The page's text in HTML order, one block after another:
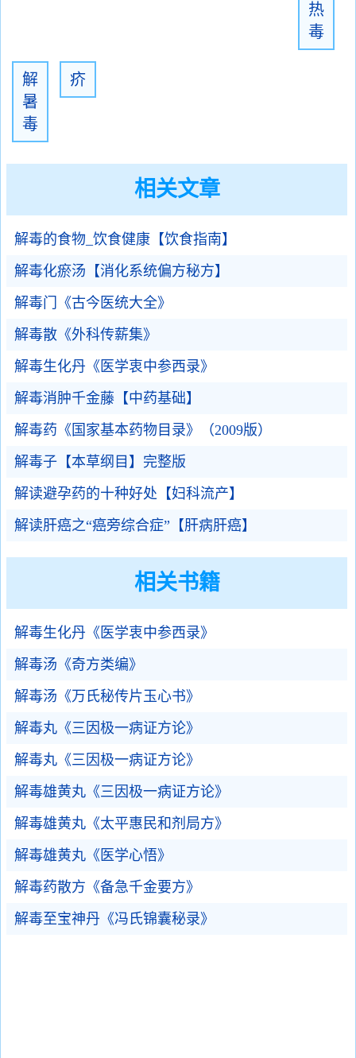
热
毒
解
暑
毒
疥
相关文章
解毒的食物_饮食健康【饮食指南】
解毒化瘀汤【消化系统偏方秘方】
解毒门《古今医统大全》
解毒散《外科传薪集》
解毒生化丹《医学衷中参西录》
解毒消肿千金藤【中药基础】
解毒药《国家基本药物目录》（2009版）
解毒子【本草纲目】完整版
解读避孕药的十种好处【妇科流产】
解读肝癌之“癌旁综合症”【肝病肝癌】
相关书籍
解毒生化丹《医学衷中参西录》
解毒汤《奇方类编》
解毒汤《万氏秘传片玉心书》
解毒丸《三因极一病证方论》
解毒丸《三因极一病证方论》
解毒雄黄丸《三因极一病证方论》
解毒雄黄丸《太平惠民和剂局方》
解毒雄黄丸《医学心悟》
解毒药散方《备急千金要方》
解毒至宝神丹《冯氏锦囊秘录》